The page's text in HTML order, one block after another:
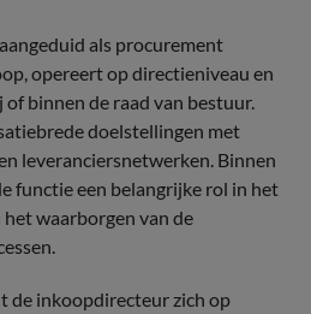
als procurement
opereert op directieniveau en
binnen de raad van bestuur.
doelstellingen met
leveranciersnetwerken. Binnen
functie een belangrijke rol in het
waarborgen van de
de inkoopdirecteur zich op